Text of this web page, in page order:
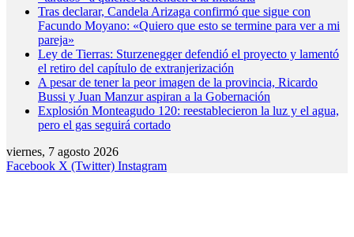
Tras declarar, Candela Arizaga confirmó que sigue con
Facundo Moyano: «Quiero que esto se termine para ver a mi
pareja»
Ley de Tierras: Sturzenegger defendió el proyecto y lamentó
el retiro del capítulo de extranjerización
A pesar de tener la peor imagen de la provincia, Ricardo
Bussi y Juan Manzur aspiran a la Gobernación
Explosión Monteagudo 120: reestablecieron la luz y el agua,
pero el gas seguirá cortado
viernes, 7 agosto 2026
Facebook X (Twitter) Instagram